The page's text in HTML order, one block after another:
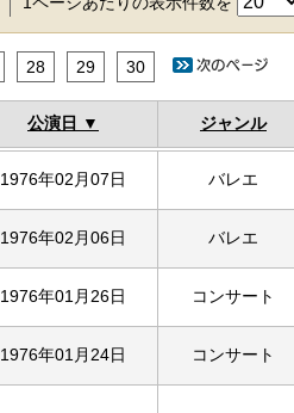
28 29 30
公演日 ジャンル
1976年02月07日 バレエ
1976年02月06日 バレエ
1976年01月26日 コンサート
1976年01月24日 コンサート